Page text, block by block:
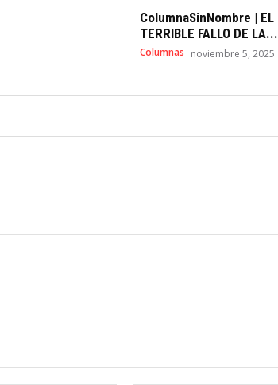
ColumnaSinNombre | EL
TERRIBLE FALLO DE LA...
Columnas noviembre 5, 2025